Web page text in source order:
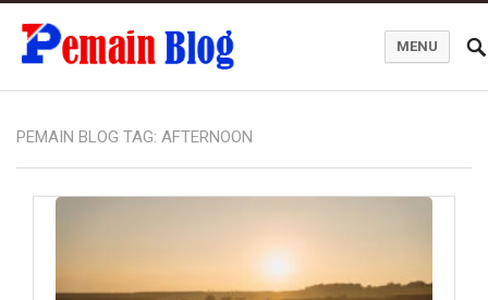
MENU
PEMAIN BLOG TAG: AFTERNOON